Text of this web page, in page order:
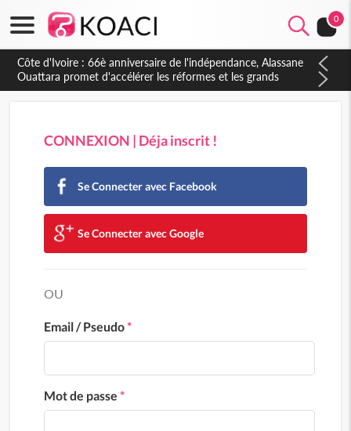
0
Côte d'Ivoire : 66è anniversaire de l'indépendance, Alassane
Ouattara promet d'accélérer les réformes et les grands
investissements pour une nation plus forte et plus prospère
CONNEXION | Déja inscrit !
Se Connecter avec Facebook
Se Connecter avec Google
OU
Email / Pseudo*
Mot de passe *